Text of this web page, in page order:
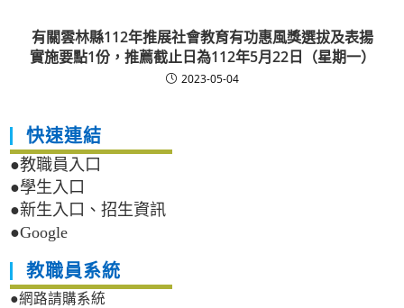
有關雲林縣112年推展社會教育有功惠風獎選拔及表揚
實施要點1份，推薦截止日為112年5月22日（星期一）
2023-05-04
快速連結
●教職員入口
●學生入口
●新生入口、招生資訊
●Google
教職員系統
●網路請購系統